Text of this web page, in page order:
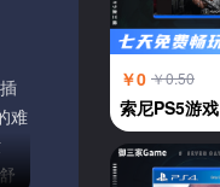
难
￥0 ￥0.50